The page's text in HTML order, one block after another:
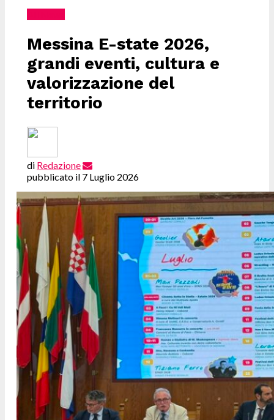
Messina E-state 2026,
grandi eventi, cultura e
valorizzazione del
territorio
di Redazione
pubblicato il 7 Luglio 2026